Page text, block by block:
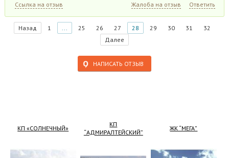
Ссылка на отзыв Жалоба на отзыв Ответить
Назад 1 ... 25 26 27 28 29 30 31
32
Далее
НАПИСАТЬ ОТЗЫВ
КП «СОЛНЕЧНЫЙ»
КП
“АДМИРАЛТЕЙСКИЙ”
ЖК “МЕГА”